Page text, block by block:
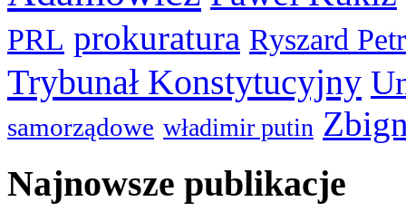
PRL prokuratura Ryszard
Trybunał Konstytucyjny
samorządowe władimir putin
Najnowsze publikacje